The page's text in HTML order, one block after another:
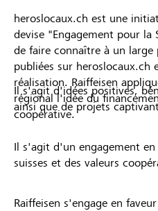
heroslocaux.ch est une
devise "Engagement pour la
de faire connaître à un
publiées sur heroslocaux.ch
réalisation. Raiffeisen
régional l'idée du
coopérative.
Il s'agit d'idées positives,
ainsi que de projets
Il s'agit d'un engagement en
suisses et des valeurs
Raiffeisen s'engage en